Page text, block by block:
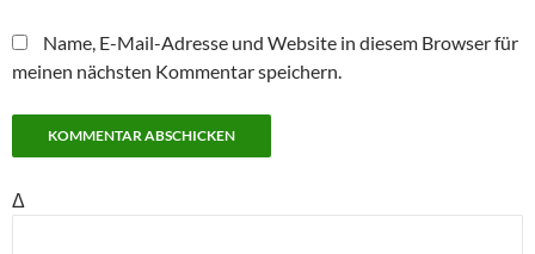
Name, E-Mail-Adresse und Website in diesem Browser für
meinen nächsten Kommentar speichern.
Δ